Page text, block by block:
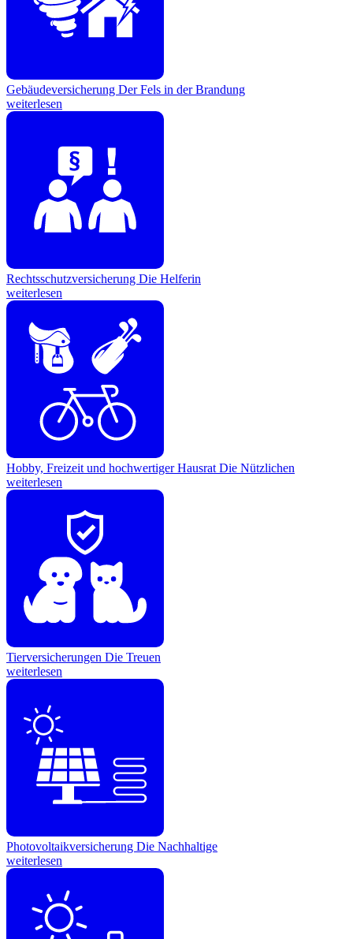
Gebäudeversicherung Der Fels in der Brandung
weiterlesen
Rechtsschutzversicherung Die Helferin
weiterlesen
Hobby, Freizeit und hochwertiger Hausrat Die Nützlichen
weiterlesen
Tierversicherungen Die Treuen
weiterlesen
Photovoltaikversicherung Die Nachhaltige
weiterlesen